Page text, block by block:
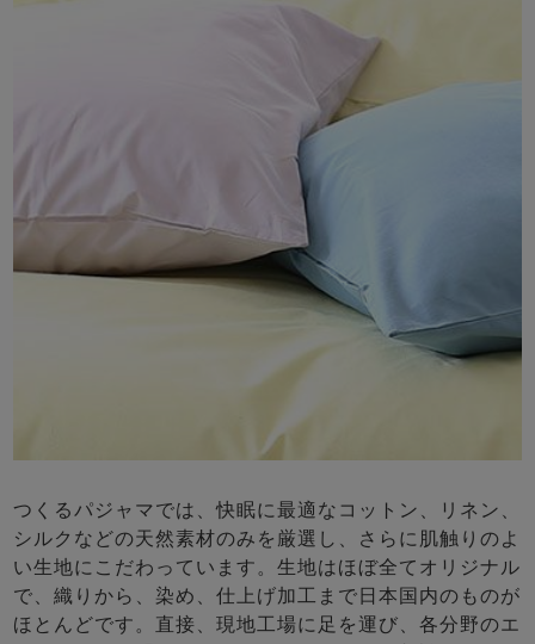
つくるパジャマでは、快眠に最適なコットン、リネン、
シルクなどの天然素材のみを厳選し、さらに肌触りのよ
い生地にこだわっています。生地はほぼ全てオリジナル
で、織りから、染め、仕上げ加工まで日本国内のものが
ほとんどです。直接、現地工場に足を運び、各分野のエ